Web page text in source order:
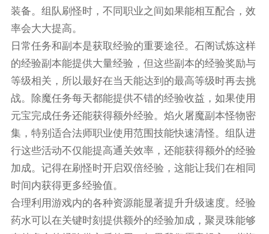
装备。组队刷怪时，不同职业之间如果能相互配合，效
率会大大提高。
日常任务和副本是获取经验的重要途径。石阁试炼这样
的经验副本能提供大量经验，但这些副本的经验奖励与
等级相关，所以最好在当天能达到的最高等级时再去挑
战。除魔任务每天都能提供不错的经验收益，如果使用
元宝完成任务还能获得额外经验。焰火屠魔副本怪物密
集，特别适合法师职业使用范围技能快速清怪。组队进
行这些活动不仅能提高通关效率，还能获得额外的经验
加成。记得在刷怪时开启双倍经验，这能让我们在相同
时间内获得更多经验值。
合理利用游戏内的各种资源能显著提升升级速度。经验
药水可以在关键时刻提供额外的经验加成，聚灵珠能够